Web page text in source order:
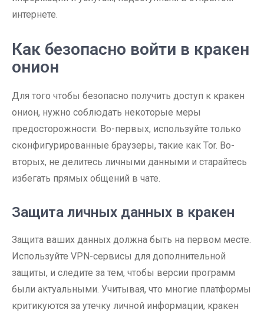
интернете.
Как безопасно войти в кракен
онион
Для того чтобы безопасно получить доступ к кракен
онион, нужно соблюдать некоторые меры
предосторожности. Во-первых, используйте только
сконфигурированные браузеры, такие как Tor. Во-
вторых, не делитесь личными данными и старайтесь
избегать прямых общений в чате.
Защита личных данных в кракен
Защита ваших данных должна быть на первом месте.
Используйте VPN-сервисы для дополнительной
защиты, и следите за тем, чтобы версии программ
были актуальными. Учитывая, что многие платформы
критикуются за утечку личной информации, кракен